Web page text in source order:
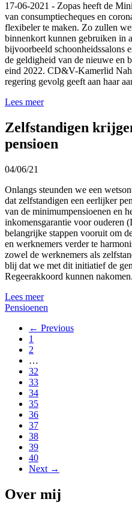
17-06-2021 - Zopas heeft de
van consumptiecheques en
flexibeler te maken. Zo zullen
binnenkort kunnen gebruiken in
bijvoorbeeld schoonheidssalons
de geldigheid van de nieuwe en
eind 2022. CD&V-Kamerlid
regering gevolg geeft aan haar
Lees meer
Zelfstandigen
pensioen
04/06/21
Onlangs steunden we een
dat zelfstandigen een eerlijker
van de minimumpensioenen en
inkomensgarantie voor ouderen
belangrijke stappen vooruit om
en werknemers verder te
zowel de werknemers als
blij dat we met dit initiatief de
Regeerakkoord kunnen nakomen.
Lees meer
Pensioenen
← Previous
1
2
…
32
33
34
35
36
37
38
39
40
Next →
Over mij